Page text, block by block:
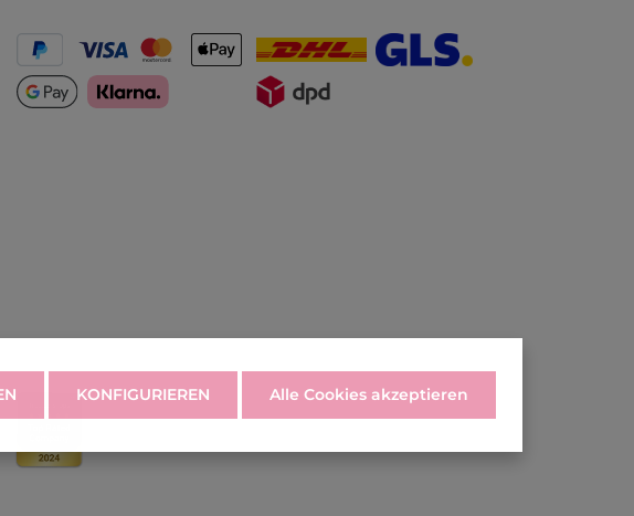
KONFIGURIEREN Alle Cookies akzeptieren